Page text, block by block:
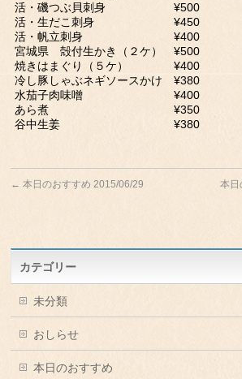
活・磯つぶ貝刺身 ¥500
活・生だこ刺身 ¥450
活・帆立刺身 ¥400
宮城県 殻付生かき（２ケ） ¥500
焼きはまぐり（５ケ） ¥400
冷し豚しゃぶネギソースかけ ¥380
水茄子肉味噌 ¥400
あら煮 ¥350
谷中生姜 ¥380
← 本日のおすすめ 2015/06/29 本日
カテゴリー
未分類
おしらせ
本日のおすすめ